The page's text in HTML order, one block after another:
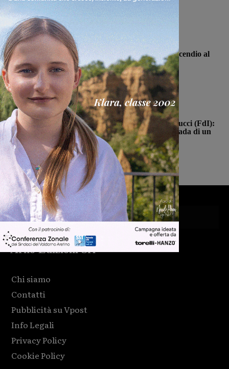
Michele Bossini 8 Agosto 2026
Cronaca
Loro Ciuffenna, squadre antincendio al
lavoro per un rogo nei boschi
Monica Campani - 8 Agosto 2026
Politica
Punto Nascita della Gruccia, Tucci (FdI):
“Montevarchi è sulla giusta strada di un
aumento dei parti”
Monica Campani - 8 Agosto 2026
Arno Edizioni Srl
Chi siamo
Contatti
Pubblicità su Vpost
Info Legali
Privacy Policy
Cookie Policy